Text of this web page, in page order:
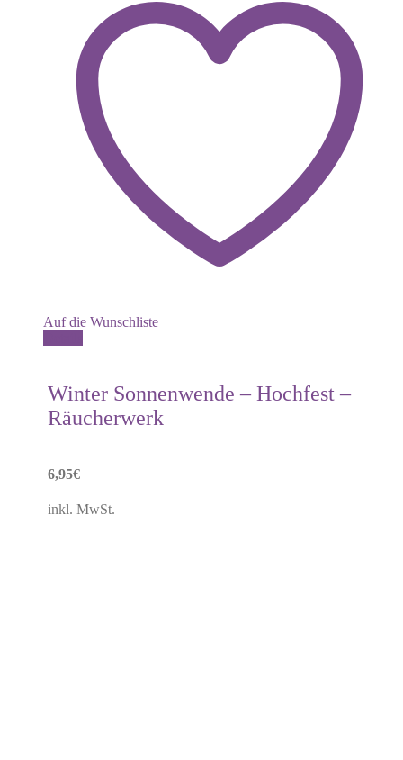
Auf die Wunschliste
Winter Sonnenwende – Hochfest –
Räucherwerk
6,95€
inkl. MwSt.